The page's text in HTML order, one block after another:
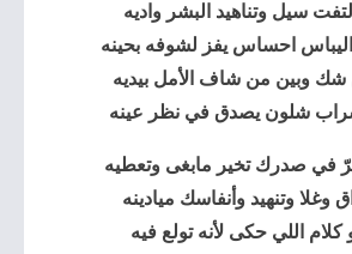
سيل وتناهيد البشر واديه
احساس يفز لشوفه بحينه
شك وبين من شاف الأمل بيديه
شلون يصدق في نظر عينه
في صدرك تخير مابغى وتعطيه
وغلا وتنهيد وأنفاسك ميادينه
كلام اللي حكى لأنه تولع فيه